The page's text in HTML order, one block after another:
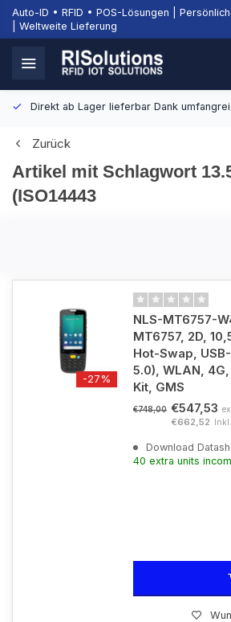
Auto-ID • RFID • POS-Lösungen |
| Weltweite Lieferung
Direkt ab Lager lieferbar Dank
Zurück
Artikel mit Schlagwort
(ISO14443
-27%
NLS-MT6757-
MT6757, 2D,
Hot-Swap,
5.0), WLAN,
Kit, GMS
€748,00 €547,53
€662,52
Download
40 extra units